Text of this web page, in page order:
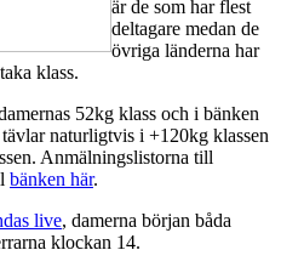
är de som har flest
deltagare medan de
övriga länderna har
klass.
52kg klass och i bänken
naturligtvis i +120kg klassen
Anmälningslistorna till
bänken här.
live, damerna början båda
klockan 14.